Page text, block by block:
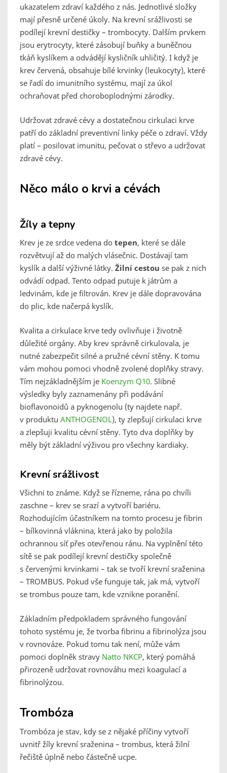
ukazatelem zdraví každého z nás. Jednotlivé složky
mají přesně určené úkoly. Na krevní srážlivosti se
podílejí krevní destičky – trombocyty. Dalším prvkem
jsou erytrocyty, které zásobují buňky a buněčnou
tkáň kyslíkem a odvádějí kysličník uhličitý. I když je
krev červená, obsahuje bílé krvinky (leukocyty), které
se řadí do imunitního systému, mají za úkol
ochraňovat před choroboplodnými zárodky.
Udržovat zdravé cévy a dostatečnou cirkulaci krve
patří do základní preventivní linky péče o zdraví. Vždy
platí – posilovat imunitu, pečovat o střevo a udržovat
zdravé cévy.
Něco málo o krvi a cévách
Žíly a tepny
Krev je ze srdce vedena do tepen, které se dále
rozvětvují až do malých vlásečnic. Dostávají tam
kyslík a další výživné látky. Žilní cestou se pak z nich
odvádí odpad. Tento odpad putuje k játrům a
ledvinám, kde je filtrován. Krev je dále dopravována
do plic, kde načerpá kyslík.
Kvalita a cirkulace krve tedy ovlivňuje i životně
důležité orgány. Aby krev správně cirkulovala, je
nutné zabezpečit silné a pružné cévní stěny. K tomu
vám mohou pomoci vhodně zvolené doplňky stravy.
Tím nejzákladnějším je Koenzym Q10. Slibné
výsledky byly zaznamenány při podávání
bioflavonoidů a pyknogenolu (ty najdete např.
v produktu ANTHOGENOL), ty zlepšují cirkulaci krve
a zlepšuji kvalitu cévní stěny. Tyto dva doplňky by
měly být základní výživou pro všechny kardiaky.
Krevní srážlivost
Všichni to známe. Když se řízneme, rána po chvíli
zaschne – krev se srazí a vytvoří bariéru.
Rozhodujícím účastníkem na tomto procesu je fibrin
– bílkovinná vláknina, která jako by položila
ochrannou síť přes otevřenou ránu. Na vyplnění této
sítě se pak podílejí krevní destičky společně
s červenými krvinkami – tak se tvoří krevní sraženina
– TROMBUS. Pokud vše funguje tak, jak má, vytvoří
se trombus pouze tam, kde vznikne poranění.
Základním předpokladem správného fungování
tohoto systému je, že tvorba fibrinu a fibrinolýza jsou
v rovnováze. Pokud tomu tak není, může vám
pomoci doplněk stravy Natto NKCP, který pomáhá
přirozeně udržovat rovnováhu mezi koagulací a
fibrinolýzou.
Trombóza
Trombóza je stav, kdy se z nějaké příčiny vytvoří
uvnitř žíly krevní sraženina – trombus, která žilní
řečiště úplně nebo částečně ucpe.